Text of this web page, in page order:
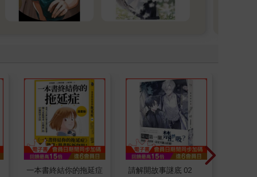
一本書終結你的拖延症
請解開故事謎底 02